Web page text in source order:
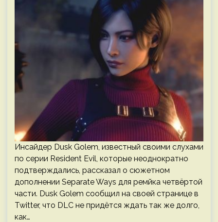
Инсайдер Dusk Golem, известный своими слухами
по серии Resident Evil, которые неоднократно
подтверждались, рассказал о сюжетном
дополнении Separate Ways для ремйка четвёртой
части. Dusk Golem сообщил на своей странице в
Twitter, что DLC не придётся ждать так же долго,
как…